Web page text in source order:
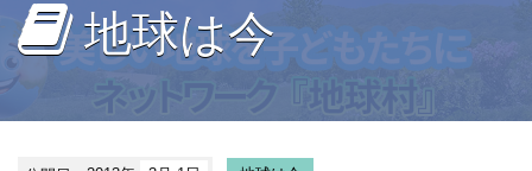
地球は今